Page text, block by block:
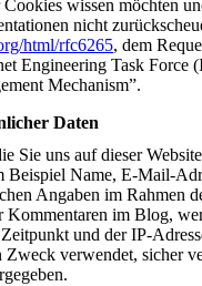
wissen möchten
nicht
html/rfc6265, dem
Engineering Task Force
Mechanism”.
Daten
Sie uns auf dieser
Beispiel Name, E-Mail-
Angaben im Rahmen
Kommentaren im Blog,
und der IP-
Zweck verwendet, sicher